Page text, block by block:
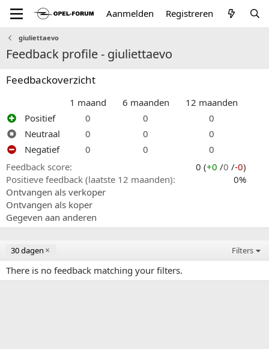
Aanmelden Registreren
giuliettaevo
Feedback profile - giuliettaevo
Feedbackoverzicht
1 maand 6 maanden
12 maanden
Positief
0 0
0
Neutraal
0 0
0
Negatief
0 0
0
Feedback score
0 (+0 /0 /-0)
Positieve feedback (laatste 12 maanden)
0%
Ontvangen als verkoper
Ontvangen als koper
Gegeven aan anderen
30 dagen Filters
There is no feedback matching your filters.